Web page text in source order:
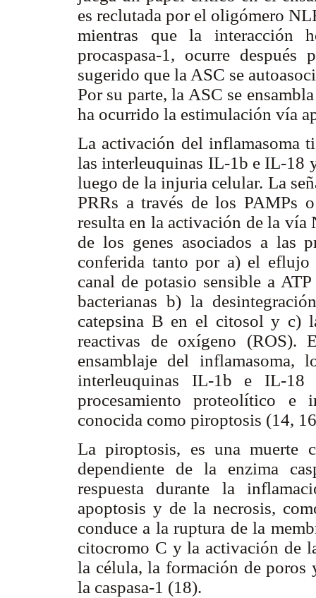
es reclutada por el oligómero
mientras que la interacción
procaspasa-1, ocurre
sugerido que la ASC se
Por su parte, la ASC se
ha ocurrido la estimulación vía
La activación del inflamasoma
las interleuquinas IL-1b e IL-18
luego de la injuria celular. La
PRRs a través de los PAMPs
resulta en la activación de la
de los genes asociados a las
conferida tanto por a) el
canal de potasio sensible a
bacterianas b) la
catepsina B en el citosol y c)
reactivas de oxígeno (ROS).
ensamblaje del
interleuquinas IL-1b e IL-18
procesamiento proteolítico e
conocida como piroptosis (14,
La piroptosis, es una muerte
dependiente de la enzima
respuesta durante la
apoptosis y de la necrosis,
conduce a la ruptura de la
citocromo C y la activación de
la célula, la formación de
la caspasa-1 (18).